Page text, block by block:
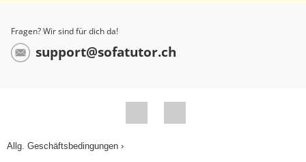
Fragen? Wir sind für dich da!
support@sofatutor.ch
Allg. Geschäftsbedingungen ›